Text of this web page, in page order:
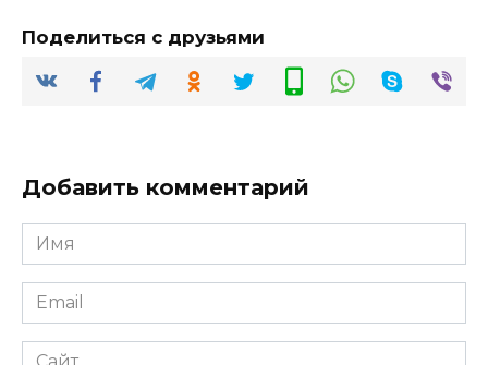
Поделиться с друзьями
Добавить комментарий
Имя
*
Email
*
Сайт